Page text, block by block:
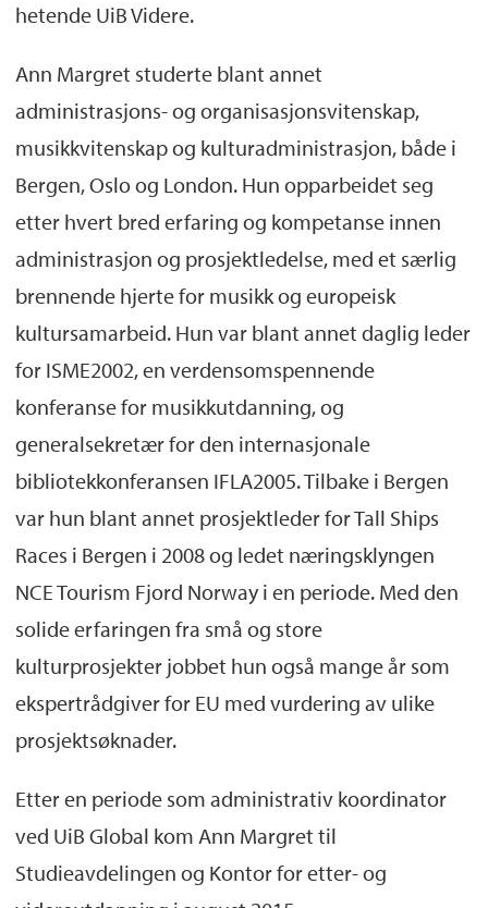
hetende UiB Videre.
Ann Margret studerte blant annet
administrasjons- og organisasjonsvitenskap,
musikkvitenskap og kulturadministrasjon, både i
Bergen, Oslo og London. Hun opparbeidet seg
etter hvert bred erfaring og kompetanse innen
administrasjon og prosjektledelse, med et særlig
brennende hjerte for musikk og europeisk
kultursamarbeid. Hun var blant annet daglig leder
for ISME2002, en verdensomspennende
konferanse for musikkutdanning, og
generalsekretær for den internasjonale
bibliotekkonferansen IFLA2005. Tilbake i Bergen
var hun blant annet prosjektleder for Tall Ships
Races i Bergen i 2008 og ledet næringsklyngen
NCE Tourism Fjord Norway i en periode. Med den
solide erfaringen fra små og store
kulturprosjekter jobbet hun også mange år som
ekspertrådgiver for EU med vurdering av ulike
prosjektsøknader.
Etter en periode som administrativ koordinator
ved UiB Global kom Ann Margret til
Studieavdelingen og Kontor for etter- og